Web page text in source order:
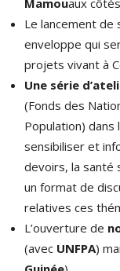
Mamouaux
Le lancement de
enveloppe qui
projets vivant à
Une série
(Fonds des
Population) dans
sensibiliser et
devoirs, la santé
un format de
relatives ces
L’ouverture de
(avec UNFPA)